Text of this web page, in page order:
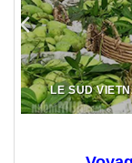
LE SUD